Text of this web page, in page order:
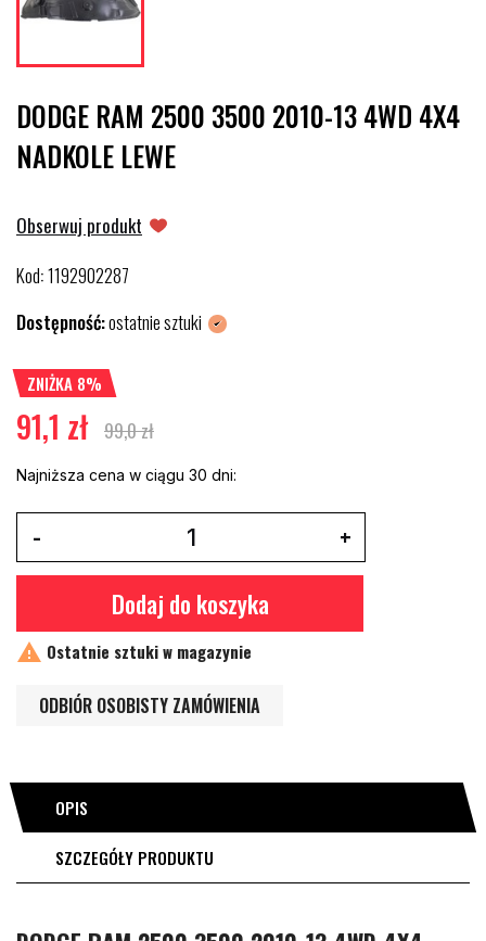
DODGE RAM 2500 3500 2010-13 4WD 4X4
NADKOLE LEWE
Obserwuj produkt
Kod:1192902287
Dostępność:ostatnie sztuki
ZNIŻKA 8%
91,1 zł 99,0 zł
Najniższa cena w ciągu 30 dni:
Dodaj do koszyka
 Ostatnie sztuki w magazynie
ODBIÓR OSOBISTY ZAMÓWIENIA
OPIS
SZCZEGÓŁY PRODUKTU